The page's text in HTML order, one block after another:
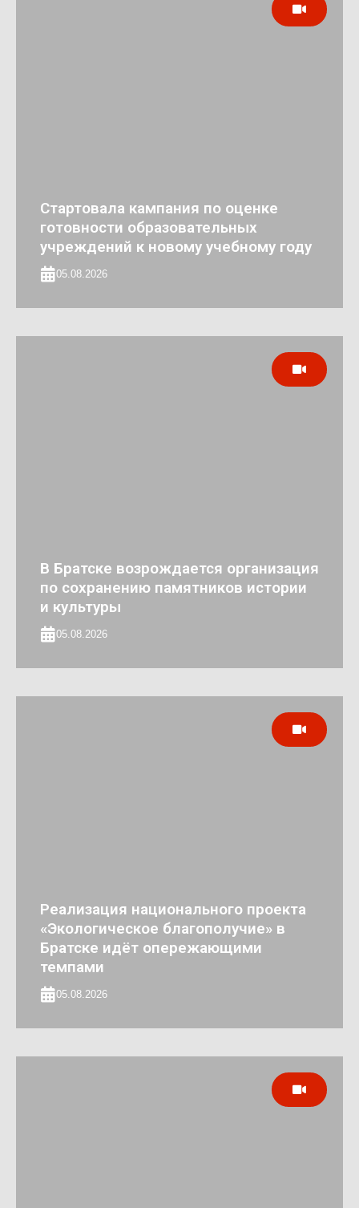
Стартовала кампания по оценке
готовности образовательных
учреждений к новому учебному году
05.08.2026
В Братске возрождается организация
по сохранению памятников истории
и культуры
05.08.2026
Реализация национального проекта
«Экологическое благополучие» в
Братске идёт опережающими
темпами
05.08.2026